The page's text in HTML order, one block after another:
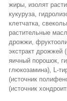
жиры, изолят
кукуруза,
клетчатка,
растительные
дрожжи,
экстракт дрожжей
яичный порошок,
глюкозамина), L-
(источник
(источник